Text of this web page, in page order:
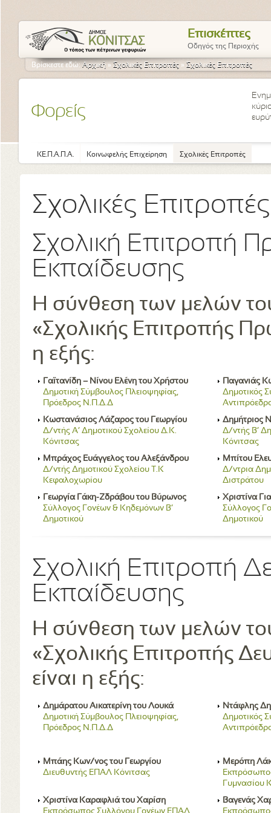
Επισκέπτες
Οδηγός της Περιοχής
Βρίσκεστε εδώ:Αρχική » Σχολικές Επιτροπές » Σχολικές Επιτροπές
Φορείς
ΚΕ.Π.Α.Π.Α. Κοινωφελής Επιχείρηση Σχολικές Επιτροπές
Σχολικές Επιτροπές
Σχολική Επιτροπή
Εκπαίδευσης
Η σύνθεση των μελών
«Σχολικής Επιτροπής
η εξής:
Γαϊτανίδη – Νίνου Ελένη του Χρήστου
Δημοτική Σύμβουλος Πλειοψηφίας,
Πρόεδρος Ν.Π.Δ.Δ
Παγανιάς
Δημοτικός
Κωστανάσιος Λάζαρος του Γεωργίου
Δ/ντής Α’ Δημοτικού Σχολείου Δ.Κ.
Κόνιτσας
∆ηµήτριος
Δ/ντής Β’
Κόνιτσας
Μπράχος Ευάγγελος του Αλεξάνδρου
Δ/ντής Δημοτικού Σχολείου Τ.Κ
Κεφαλοχωρίου
Μπίτου
Δ/ντρια
Διστράτου
Γεωργία Γάκη-Ζδράβου του Βύρωνος
Σύλλογος Γονέων & Κηδεμόνων Β’
Δημοτικού
Χριστίνα
Σύλλογος
Δημοτικού
Σχολική Επιτροπή
Εκπαίδευσης
Η σύνθεση των μελών
«Σχολικής Επιτροπής
είναι η εξής:
∆ηµάρατου Αικατερίνη του Λουκά
Δημοτική Σύμβουλος Πλειοψηφίας,
Πρόεδρος Ν.Π.Δ.Δ
Ντάφλης
Δημοτικός
Μπάης Κων/νος του Γεωργίου
Διευθυντής ΕΠΑΛ Κόνιτσας
Μερόπη
Γυμνασίου
Χριστίνα Καραφλιά του Χαρίση
Βαγενάς